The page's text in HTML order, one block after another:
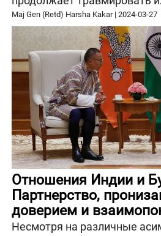
Maj Gen (Retd) Harsha Kakar|2024-03-27
Отношения Индии и
Партнерство,
доверием и
Несмотря на различные